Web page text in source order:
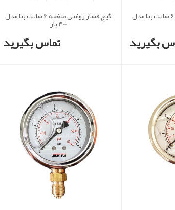
گیج فشار روغنی صفحه 6 سانت بتا مدل
بگیرید
گیج فشار روغنی صفحه 6 سانت بتا مدل
400 بار
تماس بگیرید